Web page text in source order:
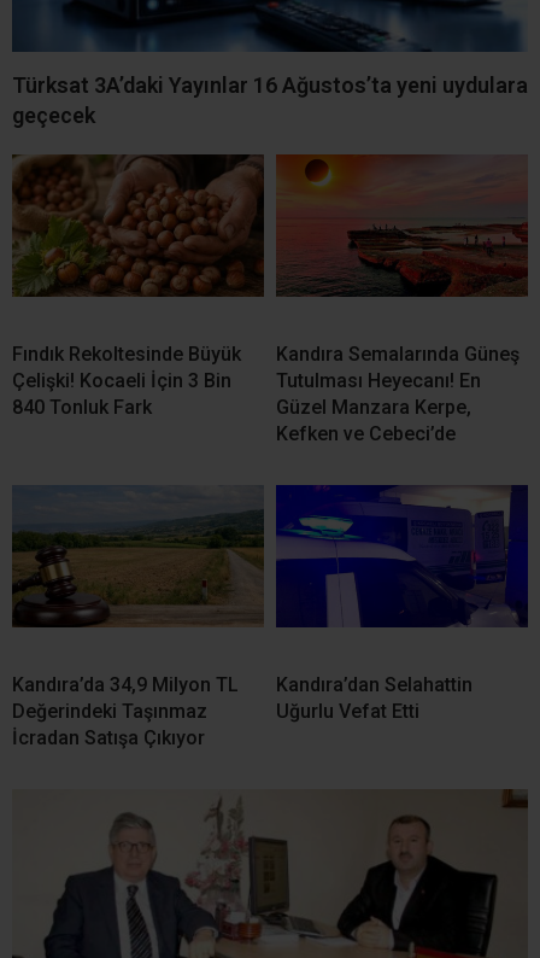
Türksat 3A’daki Yayınlar 16 Ağustos’ta yeni uydulara
geçecek
Fındık Rekoltesinde Büyük
Çelişki! Kocaeli İçin 3 Bin
840 Tonluk Fark
Kandıra Semalarında Güneş
Tutulması Heyecanı! En
Güzel Manzara Kerpe,
Kefken ve Cebeci’de
Kandıra’da 34,9 Milyon TL
Değerindeki Taşınmaz
İcradan Satışa Çıkıyor
Kandıra’dan Selahattin
Uğurlu Vefat Etti